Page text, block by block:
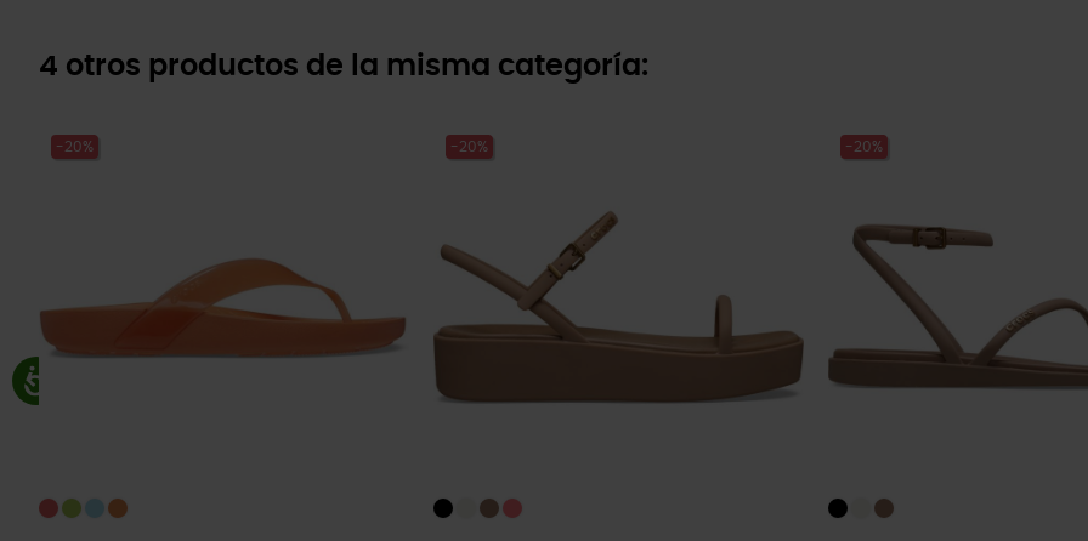
4 otros productos de la misma categoría:
-20% -20% -20%